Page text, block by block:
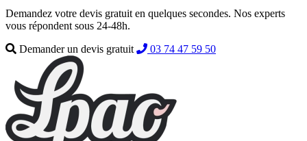
Demandez votre devis gratuit en quelques secondes. Nos experts
vous répondent sous 24-48h.
Demander un devis gratuit
03 74 47 59 50